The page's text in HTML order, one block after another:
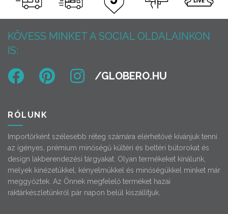
KÖVESS MINKET A SOCIAL OLDALAINKON
IS:
RÓLUNK
Importőrként szélesebb réteg számára elérhetővé kívánjuk tenni
az igényes, prémium minőségű kültéri és beltéri bútorokat és
design lakberendezési tárgyakat. Olyan termékeket kínálunk,
melyek kinézetükkel, kényelmükkel és minőségükkel minket már
meggyőztek. Az Önnek megfelelő terméket hazai
raktárkészletünkről pár napon belül kiszállítjuk.